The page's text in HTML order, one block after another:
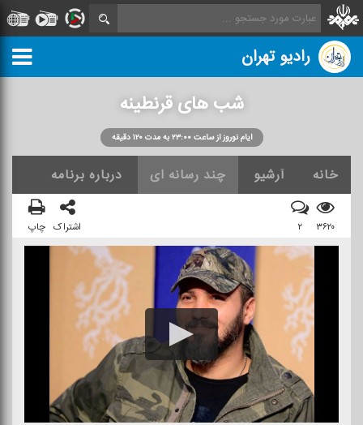
رادیو تهران
شب های قرنطینه
ایام نوروز از ساعت ۲۳:۰۰ به مدت ۱۲۰ دقیقه
خانه آرشیو چند رسانه ای درباره برنامه
۳۶۲۰ ۲ اشتراک چاپ